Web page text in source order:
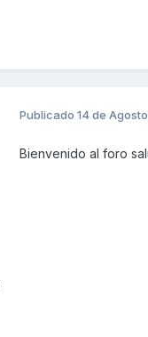
Publicado 14 de
Bienvenido al foro